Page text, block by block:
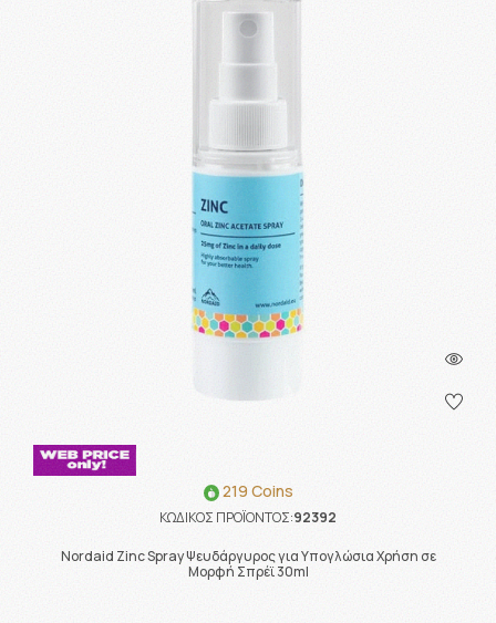
219 Coins
ΚΩΔΙΚΟΣ ΠΡΟΪΟΝΤΟΣ:92392
Nordaid Zinc Spray Ψευδάργυρος για Υπογλώσια Χρήση σε
Μορφή Σπρέϊ 30ml